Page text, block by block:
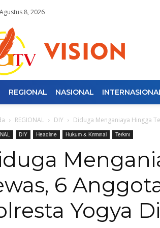
8, 2026
REGIONAL NASIONAL
REGIONAL DIY Diduga Menganiaya Hingga
DIY Headline Hukum & Kriminal Terkini
6
Yogya